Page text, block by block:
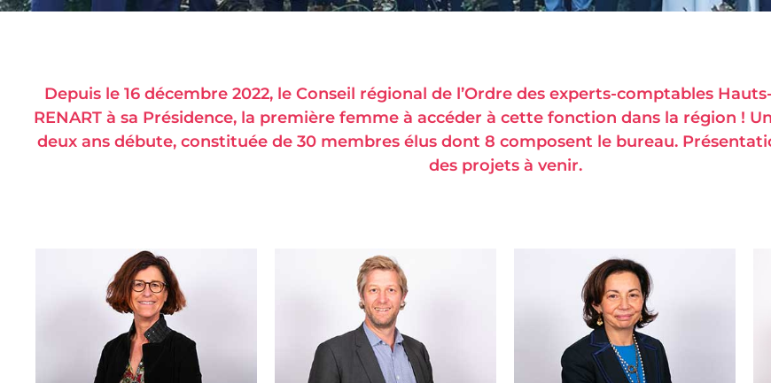
Depuis le 16 décembre 2022, le Conseil régional de l’Ordre des experts-comptables
RENART à sa Présidence, la première femme à accéder à cette fonction dans la région !
deux ans débute, constituée de 30 membres élus dont 8 composent le bureau.
des projets à venir.